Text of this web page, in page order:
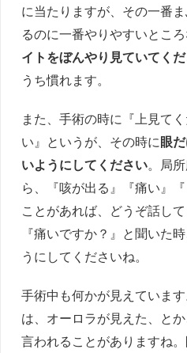
に当たりますが、その一番
るのに一番やりやすいとこ
イトをぼんやり見ていてく
うち慣れます。
また、手術の時に『上見て
い』というが、その時に眼
いようにしてください。局
ら、『咳が出る』『痛い』
ことがあれば、どうぞ話し
『痛いですか？』と聞いた
うにしてくださいね。
手術中も何かが見えていま
は、オーロラが見えた、と
言われることがありますね